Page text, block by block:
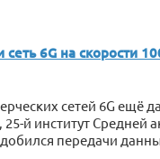
6G на скорости
сетей 6G ещё
25-й институт Средней
передачи